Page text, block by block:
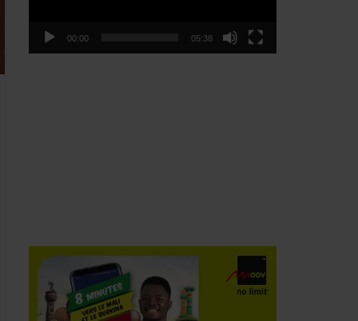
00:00 05:38